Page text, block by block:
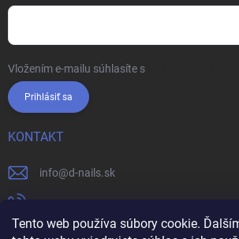
Tento web používa súbory cookie.
Vložením e-mailu súhlasíte s
Prihlásiť sa
KONTAKT
info@d-nails.sk
https://www.facebook.com/dnails.sk/